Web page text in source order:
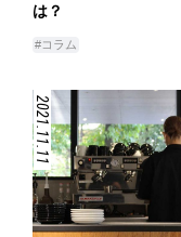
は？
#コラム
2021.11.11